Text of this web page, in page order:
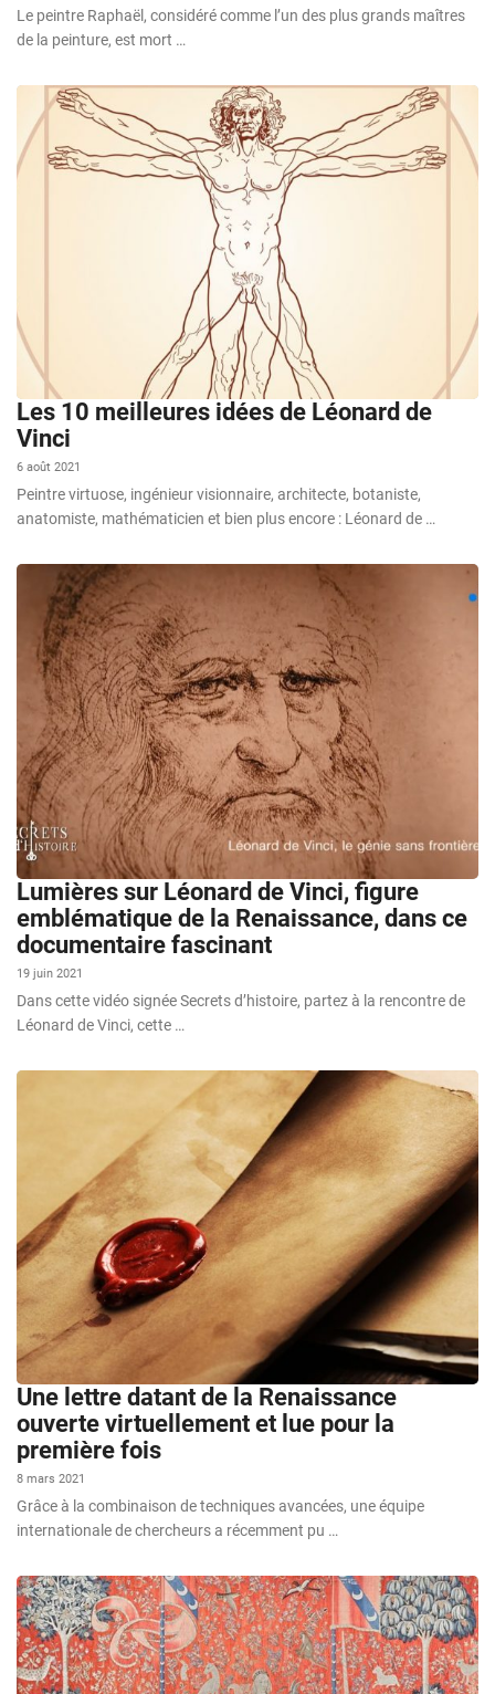
Le peintre Raphaël, considéré comme l’un des plus grands maîtres
de la peinture, est mort …
Les 10 meilleures idées de Léonard de
Vinci
6 août 2021
Peintre virtuose, ingénieur visionnaire, architecte, botaniste,
anatomiste, mathématicien et bien plus encore : Léonard de …
Lumières sur Léonard de Vinci, figure
emblématique de la Renaissance, dans ce
documentaire fascinant
19 juin 2021
Dans cette vidéo signée Secrets d’histoire, partez à la rencontre de
Léonard de Vinci, cette …
Une lettre datant de la Renaissance
ouverte virtuellement et lue pour la
première fois
8 mars 2021
Grâce à la combinaison de techniques avancées, une équipe
internationale de chercheurs a récemment pu …